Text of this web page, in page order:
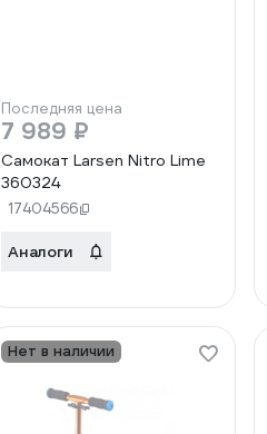
Последняя цена
7 989 ₽
Самокат Larsen Nitro Lime
360324
17404566
Аналоги
Нет в наличии